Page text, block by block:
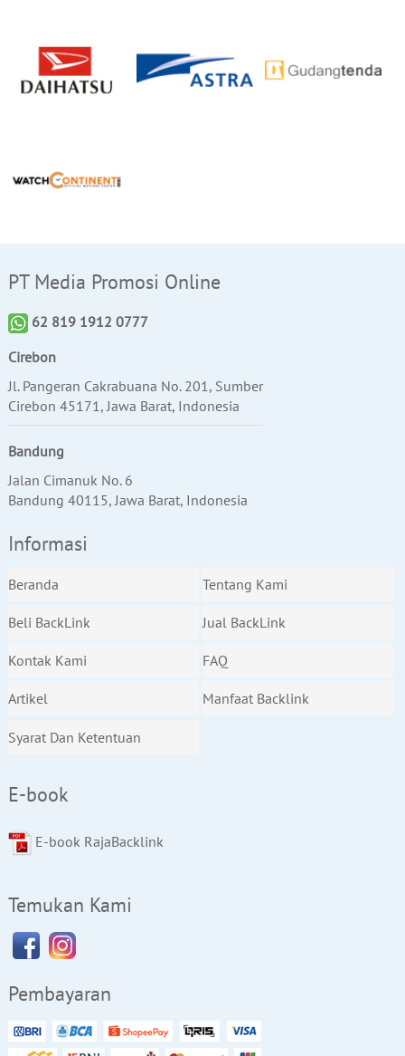
PT Media Promosi Online
62 819 1912 0777
Cirebon
Jl. Pangeran Cakrabuana No. 201, Sumber
Cirebon 45171, Jawa Barat, Indonesia
Bandung
Jalan Cimanuk No. 6
Bandung 40115, Jawa Barat, Indonesia
Informasi
Beranda Tentang Kami
Beli BackLink Jual BackLink
Kontak Kami FAQ
Artikel Manfaat Backlink
Syarat Dan Ketentuan
E-book
E-book RajaBacklink
Temukan Kami
Pembayaran